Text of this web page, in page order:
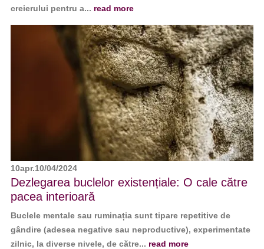
creierului pentru a... read more
10apr.10/04/2024
Dezlegarea buclelor existențiale: O cale către
pacea interioară
Buclele mentale sau ruminația sunt tipare repetitive de
gândire (adesea negative sau neproductive), experimentate
zilnic, la diverse nivele, de către... read more